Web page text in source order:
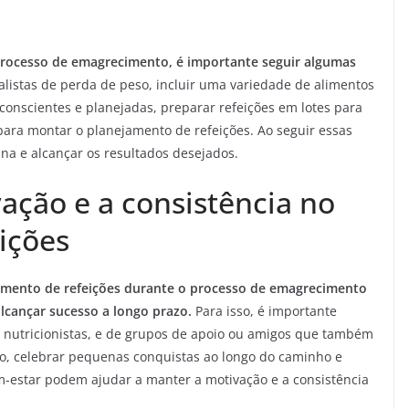
de emagrecimento, é importante seguir algumas
de perda de peso, incluir uma variedade de alimentos
e planejadas, preparar refeições em lotes para
montar o planejamento de refeições. Ao seguir essas
e alcançar os resultados desejados.
e a consistência no
de refeições durante o processo de emagrecimento
sucesso a longo prazo. Para isso, é importante
e de grupos de apoio ou amigos que também
celebrar pequenas conquistas ao longo do caminho e
podem ajudar a manter a motivação e a consistência